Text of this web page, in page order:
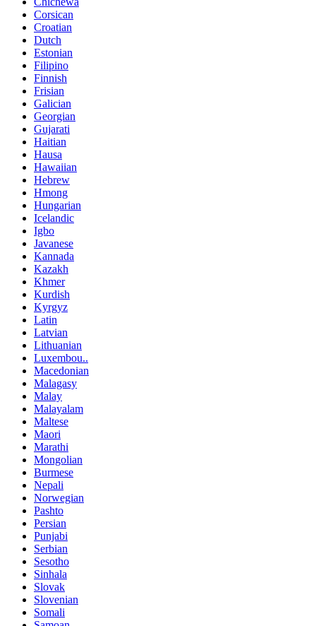
Corsican
Croatian
Dutch
Estonian
Filipino
Finnish
Frisian
Galician
Georgian
Gujarati
Haitian
Hausa
Hawaiian
Hebrew
Hmong
Hungarian
Icelandic
Igbo
Javanese
Kannada
Kazakh
Khmer
Kurdish
Kyrgyz
Latin
Latvian
Lithuanian
Luxembou..
Macedonian
Malagasy
Malay
Malayalam
Maltese
Maori
Marathi
Mongolian
Burmese
Nepali
Norwegian
Pashto
Persian
Punjabi
Serbian
Sesotho
Sinhala
Slovak
Slovenian
Somali